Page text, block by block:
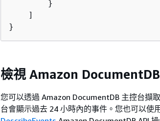
        }
    ]
}
檢視 Amazon
您可以透過 Amazon DocumentDB 主控台擷
台會顯示過去 24 小時內的事件。您也可以使用